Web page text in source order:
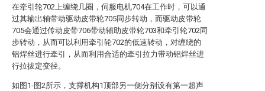
在牵引轮702上缠绕几圈，伺服电机704在工作时，可以通
过其输出轴带动驱动皮带轮705同步转动，而驱动皮带轮
705会通过传动皮带706带动辅助皮带轮703和牵引轮702同
步转动，从而可以利用牵引轮702的低速转动，对缠绕的
铝焊丝进行牵引，从而利用合适的牵引拉力带动铝焊丝进
行拉拔定变径。
如图1-图2所示，支撑机构1顶部另一侧分别设有第一超声